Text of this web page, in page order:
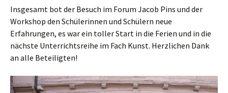
Insgesamt bot der Besuch im Forum Jacob Pins und der
Workshop den Schülerinnen und Schülern neue
Erfahrungen, es war ein toller Start in die Ferien und in die
nächste Unterrichtsreihe im Fach Kunst. Herzlichen Dank
an alle Beteiligten!